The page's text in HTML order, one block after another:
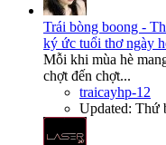
Trái bòng boong -
ký ức tuổi thơ ngày
Mỗi khi mùa hè
chợt đến chợt...
traicayhp-12
Updated: Thứ